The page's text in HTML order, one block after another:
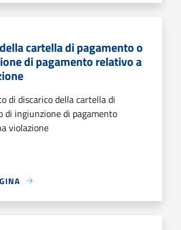
cartella di pagamento o
di pagamento relativo a
di discarico della cartella di
di ingiunzione di pagamento
violazione